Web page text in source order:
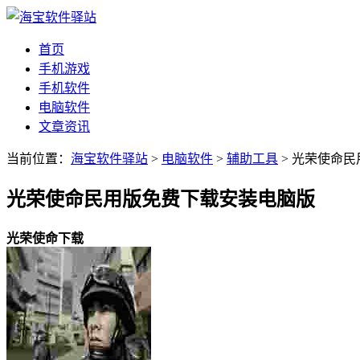
首页
手机游戏
手机软件
电脑软件
文章资讯
当前位置： 海宝软件驿站 > 电脑软件 > 辅助工具 > 光荣使命
光荣使命民用版免费下载安装电脑版
光荣使命下载